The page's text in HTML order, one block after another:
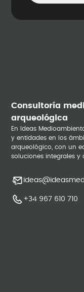
Consultoría
arqueológica
En Ideas
y entidades en los
arqueológico, con un
soluciones integrales y
+34 967 610 710